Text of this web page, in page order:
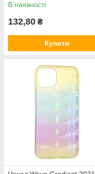
В наявності
132,80 ₴
Купити